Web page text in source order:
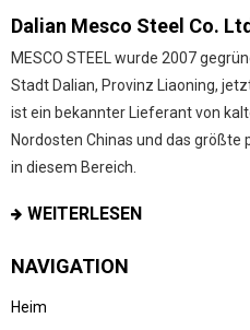
Dalian Mesco Steel Co.
MESCO STEEL wurde 2007
Stadt Dalian, Provinz Liaoning,
ist ein bekannter Lieferant von
Nordosten Chinas und das
in diesem Bereich.
WEITERLESEN
NAVIGATION
Heim